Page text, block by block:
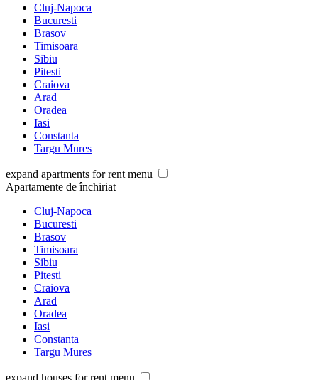
Cluj-Napoca
Bucuresti
Brasov
Timisoara
Sibiu
Pitesti
Craiova
Arad
Oradea
Iasi
Constanta
Targu Mures
expand apartments for rent menu
Apartamente de închiriat
Cluj-Napoca
Bucuresti
Brasov
Timisoara
Sibiu
Pitesti
Craiova
Arad
Oradea
Iasi
Constanta
Targu Mures
expand houses for rent menu